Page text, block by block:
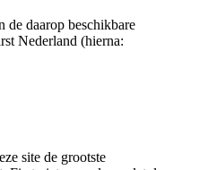
de daarop beschikbare
Nederland (hierna:
site de grootste